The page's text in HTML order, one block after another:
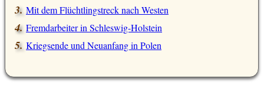
Mit dem Flüchtlingstreck nach Westen
Fremdarbeiter in Schleswig-Holstein
Kriegsende und Neuanfang in Polen